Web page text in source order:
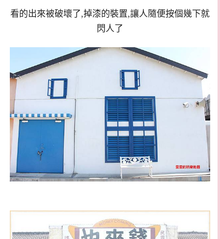
看的出來被破壞了,掉漆的裝置,讓人隨便按個幾下就
閃人了